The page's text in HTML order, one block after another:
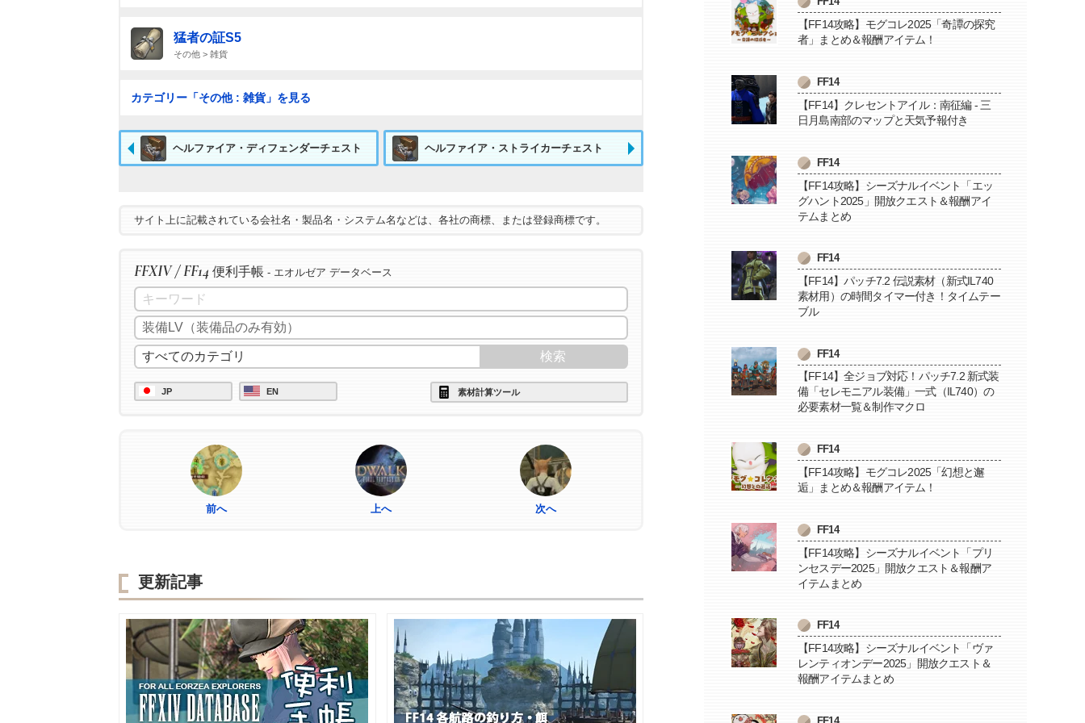
猛者の証S5
その他 > 雑貨
カテゴリー「その他 : 雑貨」を見る
ヘルファイア・ディフェンダーチェスト ヘルファイア・ストライカーチェスト
サイト上に記載されている会社名・製品名・システム名などは、各社の商標、または登録商標です。
FFXIV / FF14 便利手帳 - エオルゼア データベース
JP EN 素材計算ツール
前へ 上へ 次へ
更新記事
【FF14攻略】モグコレ2025「奇譚の探究
者」まとめ＆報酬アイテム！
FF14
【FF14】クレセントアイル：南征編 - 三
日月島南部のマップと天気予報付き
FF14
【FF14攻略】シーズナルイベント「エッ
グハント2025」開放クエスト＆報酬アイ
テムまとめ
FF14
【FF14】パッチ7.2 伝説素材（新式IL740
素材用）の時間タイマー付き！タイムテー
ブル
FF14
【FF14】全ジョブ対応！パッチ7.2 新式装
備「セレモニアル装備」一式（IL740）の
必要素材一覧＆制作マクロ
FF14
【FF14攻略】モグコレ2025「幻想と邂
逅」まとめ＆報酬アイテム！
FF14
【FF14攻略】シーズナルイベント「プリ
ンセスデー2025」開放クエスト＆報酬ア
イテムまとめ
FF14
【FF14攻略】シーズナルイベント「ヴァ
レンティオンデー2025」開放クエスト＆
報酬アイテムまとめ